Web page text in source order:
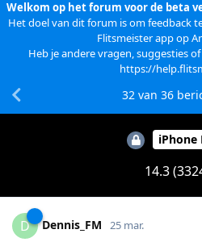
Welkom op het forum voor de beta
Het doel van dit forum is om feedback
Flitsmeister app op
Heb je andere vragen, suggesties
https://
iPhone
14.3
32 van 36
D Dennis_FM 25 mar.